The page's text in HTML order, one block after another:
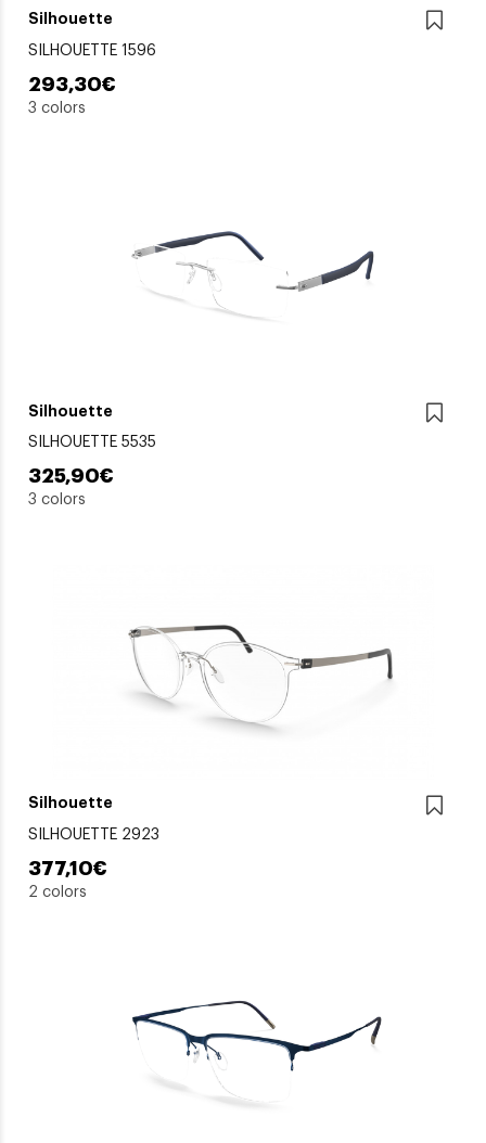
Silhouette
SILHOUETTE 1596
293,30€
3 colors
Silhouette
SILHOUETTE 5535
325,90€
3 colors
Silhouette
SILHOUETTE 2923
377,10€
2 colors